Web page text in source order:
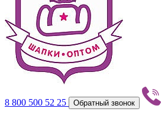
8 800 500 52 25 Обратный звонок